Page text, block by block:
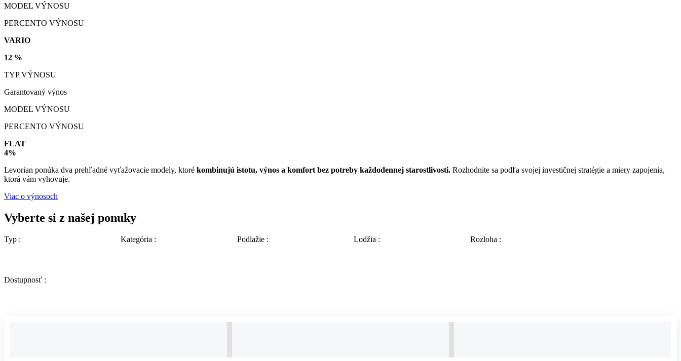
MODEL VÝNOSU
PERCENTO VÝNOSU
VARIO
12 %
TYP VÝNOSU
Garantovaný výnos
MODEL VÝNOSU
PERCENTO VÝNOSU
FLAT
4%
Levorian ponúka dva prehľadné vyťažovacie modely, ktoré kombinujú istotu, výnos a komfort bez potreby každodennej starostlivosti. Rozhodnite sa podľa svojej investičnej stratégie a miery zapojenia,
ktorá vám vyhovuje.
Viac o výnosoch
Vyberte si z našej ponuky
Typ : Kategória : Podlažie : Lodžia : Rozloha :
Dostupnosť :